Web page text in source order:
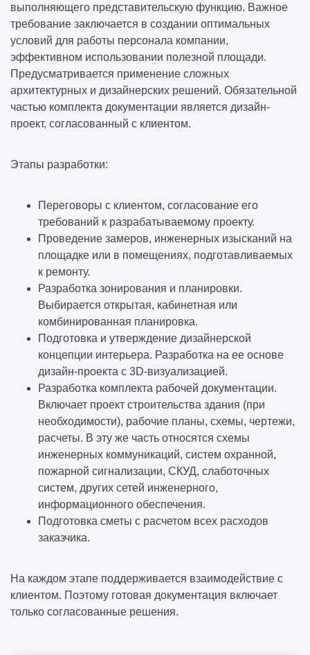
выполняющего представительскую функцию. Важное
требование заключается в создании оптимальных
условий для работы персонала компании,
эффективном использовании полезной площади.
Предусматривается применение сложных
архитектурных и дизайнерских решений. Обязательной
частью комплекта документации является дизайн-
проект, согласованный с клиентом.
Этапы разработки:
Переговоры с клиентом, согласование его
требований к разрабатываемому проекту.
Проведение замеров, инженерных изысканий на
площадке или в помещениях, подготавливаемых
к ремонту.
Разработка зонирования и планировки.
Выбирается открытая, кабинетная или
комбинированная планировка.
Подготовка и утверждение дизайнерской
концепции интерьера. Разработка на ее основе
дизайн-проекта с 3D-визуализацией.
Разработка комплекта рабочей документации.
Включает проект строительства здания (при
необходимости), рабочие планы, схемы, чертежи,
расчеты. В эту же часть относятся схемы
инженерных коммуникаций, систем охранной,
пожарной сигнализации, СКУД, слаботочных
систем, других сетей инженерного,
информационного обеспечения.
Подготовка сметы с расчетом всех расходов
заказчика.
На каждом этапе поддерживается взаимодействие с
клиентом. Поэтому готовая документация включает
только согласованные решения.